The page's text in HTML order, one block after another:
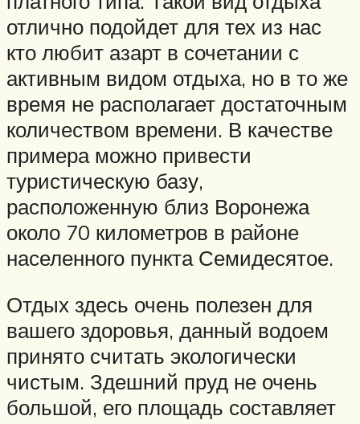
отлично подойдет для тех из нас
кто любит азарт в сочетании с
активным видом отдыха, но в то же
время не располагает достаточным
количеством времени. В качестве
примера можно привести
туристическую базу,
расположенную близ Воронежа
около 70 километров в районе
населенного пункта Семидесятое.
Отдых здесь очень полезен для
вашего здоровья, данный водоем
принято считать экологически
чистым. Здешний пруд не очень
большой, его площадь составляет